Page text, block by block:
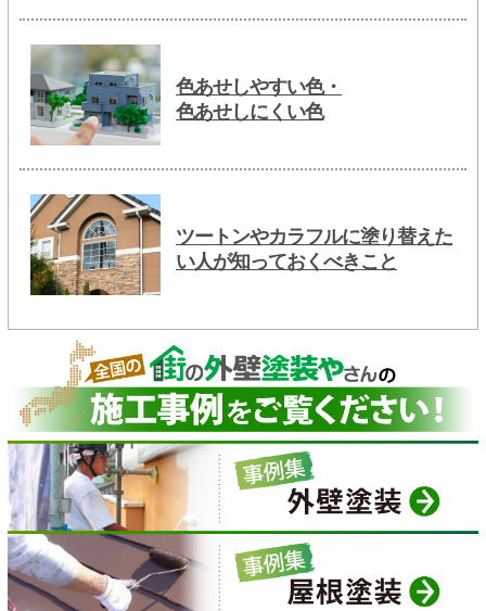
色あせしやすい色・
色あせしにくい色
ツートンやカラフルに塗り替えた
い人が知っておくべきこと